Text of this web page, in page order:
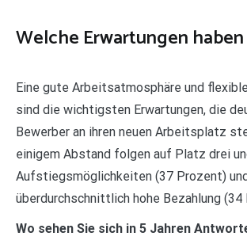
Welche Erwartungen haben
Eine gute Arbeitsatmosphäre und
sind die wichtigsten Erwartungen, die
Bewerber an ihren neuen Arbeitsplatz
einigem Abstand folgen auf Platz drei
Aufstiegsmöglichkeiten (37 Prozent)
überdurchschnittlich hohe Bezahlung (34
Wo sehen Sie sich in 5 Jahren